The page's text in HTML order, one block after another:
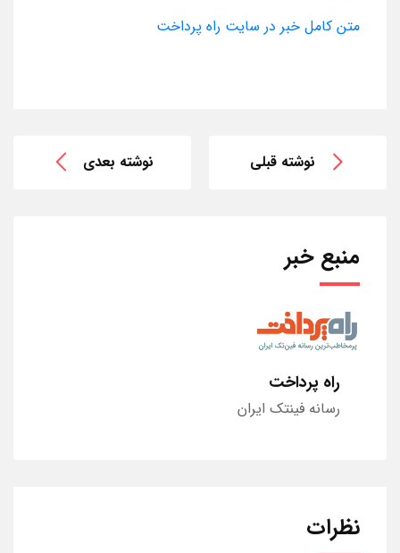
متن کامل خبر در سایت راه پرداخت
نوشته قبلی نوشته بعدی
منبع خبر
راه پرداخت
رسانه فینتک ایران
نظرات